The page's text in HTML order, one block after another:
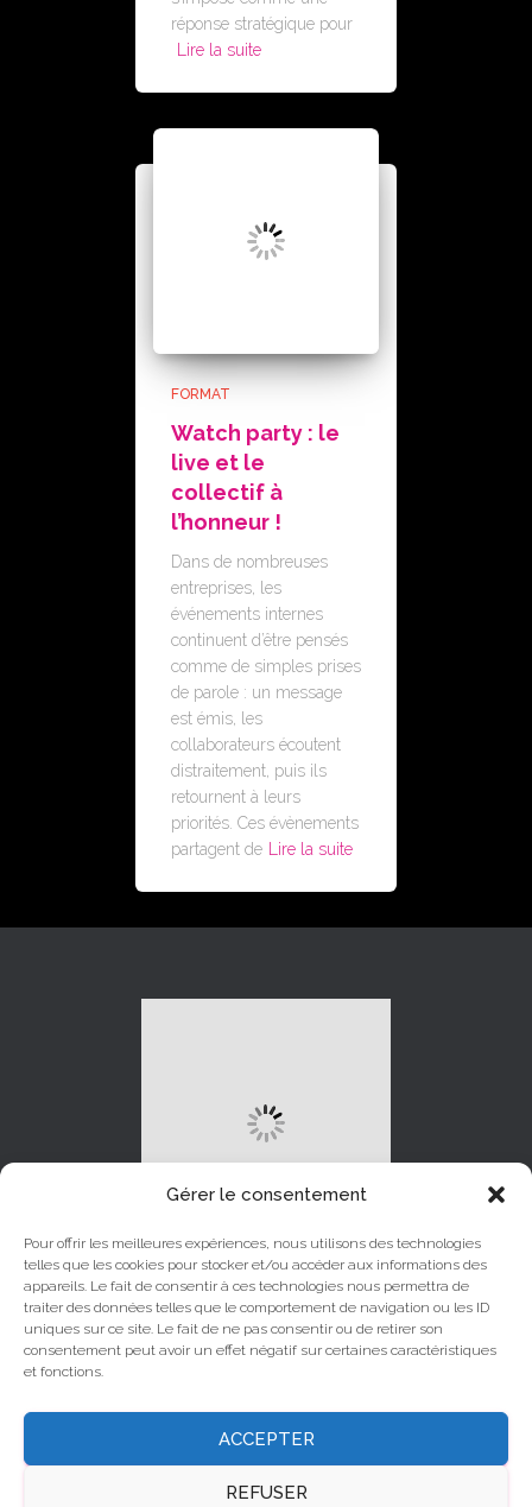
Gérer le consentement
Pour offrir les meilleures expériences, nous utilisons des technologies
telles que les cookies pour stocker et/ou accéder aux informations des
appareils. Le fait de consentir à ces technologies nous permettra de
traiter des données telles que le comportement de navigation ou les ID
uniques sur ce site. Le fait de ne pas consentir ou de retirer son
consentement peut avoir un effet négatif sur certaines caractéristiques
et fonctions.
ACCEPTER
REFUSER
réponse stratégique pour
Lire la suite
FORMAT
Watch party : le
live et le
collectif à
l’honneur !
Dans de nombreuses
entreprises, les
événements internes
continuent d’être pensés
comme de simples prises
de parole : un message
est émis, les
collaborateurs écoutent
distraitement, puis ils
retournent à leurs
priorités. Ces évènements
partagent de
Lire la suite
LINKEDIN INSTAGRAM
X